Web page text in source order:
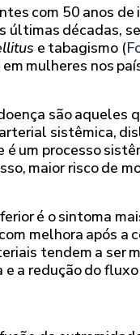
com 50 anos
últimas décadas,
e tabagismo (
mulheres nos
são
sistêmica,
é um processo
maior risco de
é o sintoma
melhora após
tendem a ser
a redução do